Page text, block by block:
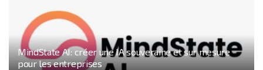
MindState AI: créer une IA souveraine et sur mesure
pour les entreprises